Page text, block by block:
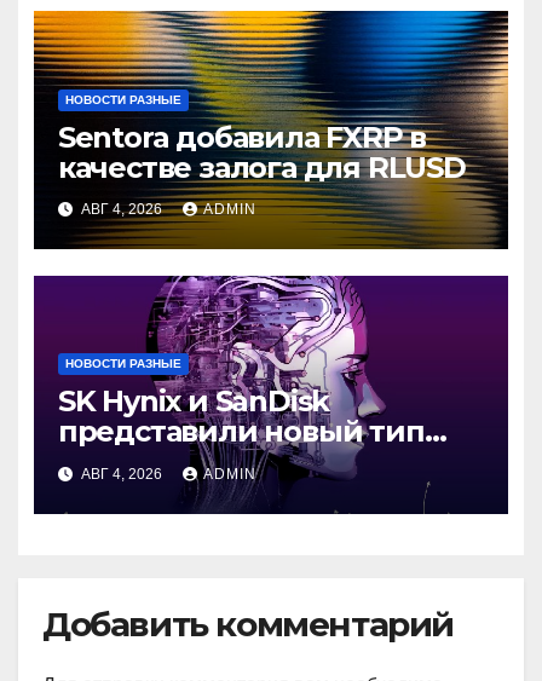
НОВОСТИ РАЗНЫЕ
Sentora добавила FXRP в
качестве залога для RLUSD
АВГ 4, 2026 ADMIN
НОВОСТИ РАЗНЫЕ
SK Hynix и SanDisk
представили новый тип
промежуточной памяти
АВГ 4, 2026 ADMIN
Добавить комментарий